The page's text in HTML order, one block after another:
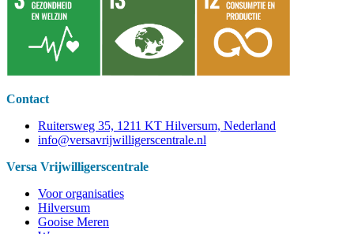
Contact
Ruitersweg 35, 1211 KT Hilversum, Nederland
info@versavrijwilligerscentrale.nl
Versa Vrijwilligerscentrale
Voor organisaties
Hilversum
Gooise Meren